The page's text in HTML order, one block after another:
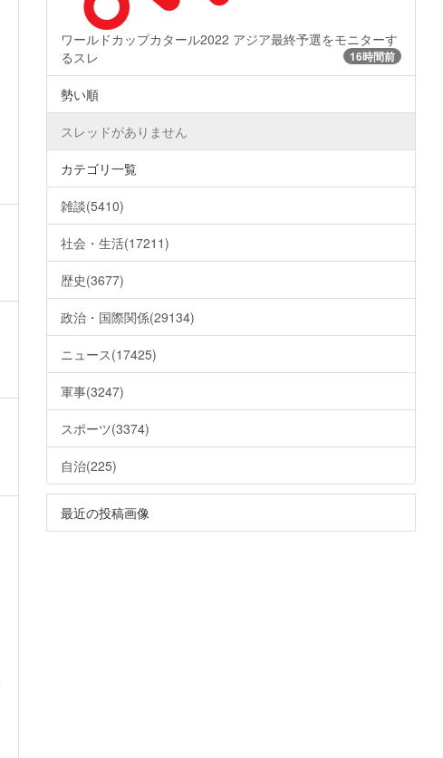
ワールドカップカタール2022 アジア最終予選をモニターす
るスレ
16時間前
勢い順
スレッドがありません
カテゴリ一覧
雑談(5410)
社会・生活(17211)
歴史(3677)
政治・国際関係(29134)
ニュース(17425)
軍事(3247)
スポーツ(3374)
自治(225)
最近の投稿画像